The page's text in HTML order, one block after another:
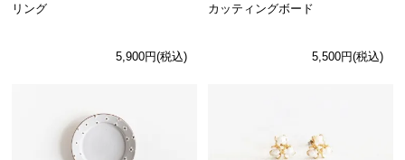
リング
5,900円(税込)
カッティングボード
5,500円(税込)